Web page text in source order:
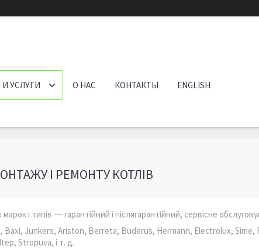
УСЛУГИ О НАС КОНТАКТЫ ENGLISH
І РЕМОНТУ КОТЛІВ
марок і типів ― гарантійний і післягарантійний, сервісне
Baxi, Junkers, Ariston, Berreta, Buderus, Hermann, Electrolux,
Stropuva, і т. д.